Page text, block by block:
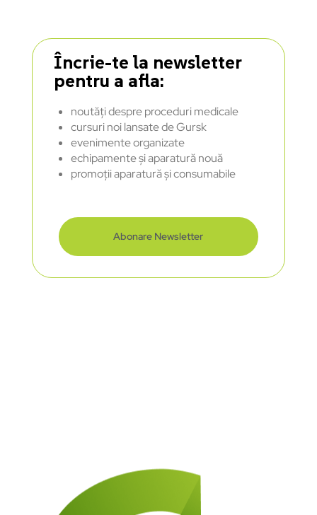
Încrie-te la newsletter
pentru a afla:
noutăți despre proceduri medicale
cursuri noi lansate de Gursk
evenimente organizate
echipamente și aparatură nouă
promoții aparatură și consumabile
Abonare Newsletter